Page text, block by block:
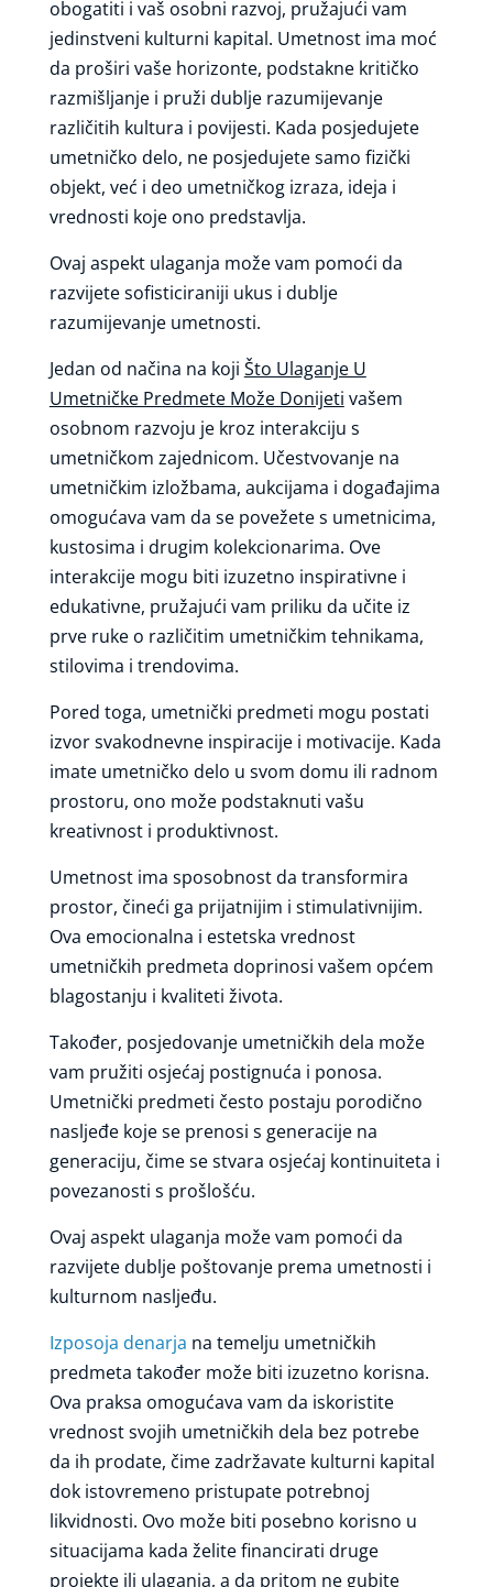
obogatiti i vaš osobni razvoj, pružajući vam
jedinstveni kulturni kapital. Umetnost ima moć
da proširi vaše horizonte, podstakne kritičko
razmišljanje i pruži dublje razumijevanje
različitih kultura i povijesti. Kada posjedujete
umetničko delo, ne posjedujete samo fizički
objekt, već i deo umetničkog izraza, ideja i
vrednosti koje ono predstavlja.
Ovaj aspekt ulaganja može vam pomoći da
razvijete sofisticiraniji ukus i dublje
razumijevanje umetnosti.
Jedan od načina na koji Što Ulaganje U
Umetničke Predmete Može Donijeti vašem
osobnom razvoju je kroz interakciju s
umetničkom zajednicom. Učestvovanje na
umetničkim izložbama, aukcijama i događajima
omogućava vam da se povežete s umetnicima,
kustosima i drugim kolekcionarima. Ove
interakcije mogu biti izuzetno inspirativne i
edukativne, pružajući vam priliku da učite iz
prve ruke o različitim umetničkim tehnikama,
stilovima i trendovima.
Pored toga, umetnički predmeti mogu postati
izvor svakodnevne inspiracije i motivacije. Kada
imate umetničko delo u svom domu ili radnom
prostoru, ono može podstaknuti vašu
kreativnost i produktivnost.
Umetnost ima sposobnost da transformira
prostor, čineći ga prijatnijim i stimulativnijim.
Ova emocionalna i estetska vrednost
umetničkih predmeta doprinosi vašem općem
blagostanju i kvaliteti života.
Također, posjedovanje umetničkih dela može
vam pružiti osjećaj postignuća i ponosa.
Umetnički predmeti često postaju porodično
nasljeđe koje se prenosi s generacije na
generaciju, čime se stvara osjećaj kontinuiteta i
povezanosti s prošlošću.
Ovaj aspekt ulaganja može vam pomoći da
razvijete dublje poštovanje prema umetnosti i
kulturnom nasljeđu.
Izposoja denarja na temelju umetničkih
predmeta također može biti izuzetno korisna.
Ova praksa omogućava vam da iskoristite
vrednost svojih umetničkih dela bez potrebe
da ih prodate, čime zadržavate kulturni kapital
dok istovremeno pristupate potrebnoj
likvidnosti. Ovo može biti posebno korisno u
situacijama kada želite financirati druge
projekte ili ulaganja, a da pritom ne gubite